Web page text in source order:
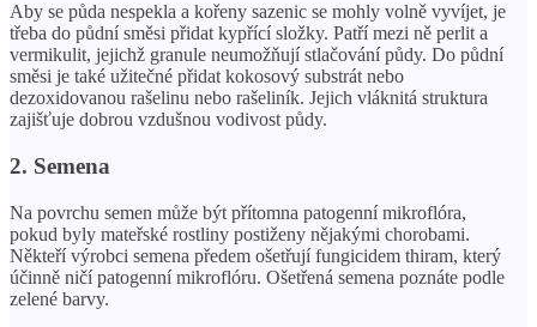
Aby se půda nespekla a kořeny sazenic se mohly volně vyvíjet, je
třeba do půdní směsi přidat kypřící složky. Patří mezi ně perlit a
vermikulit, jejichž granule neumožňují stlačování půdy. Do půdní
směsi je také užitečné přidat kokosový substrát nebo
dezoxidovanou rašelinu nebo rašeliník. Jejich vláknitá struktura
zajišťuje dobrou vzdušnou vodivost půdy.
2. Semena
Na povrchu semen může být přítomna patogenní mikroflóra,
pokud byly mateřské rostliny postiženy nějakými chorobami.
Někteří výrobci semena předem ošetřují fungicidem thiram, který
účinně ničí patogenní mikroflóru. Ošetřená semena poznáte podle
zelené barvy.